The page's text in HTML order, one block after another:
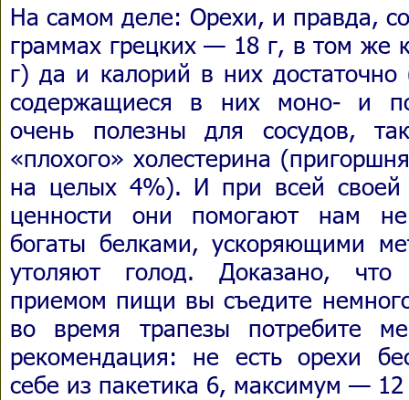
На самом деле: Орехи, и правда,
граммах грецких — 18 г, в том же
г) да и калорий в них
содержащиеся в них моно- и
очень полезны для сосудов,
«плохого» холестерина
на целых 4%). И при всей своей
ценности они помогают нам не
богаты белками, ускоряющими
утоляют голод. Доказано,
приемом пищи вы съедите
во время трапезы потребите
рекомендация: не есть орехи
себе из пакетика 6, максимум —